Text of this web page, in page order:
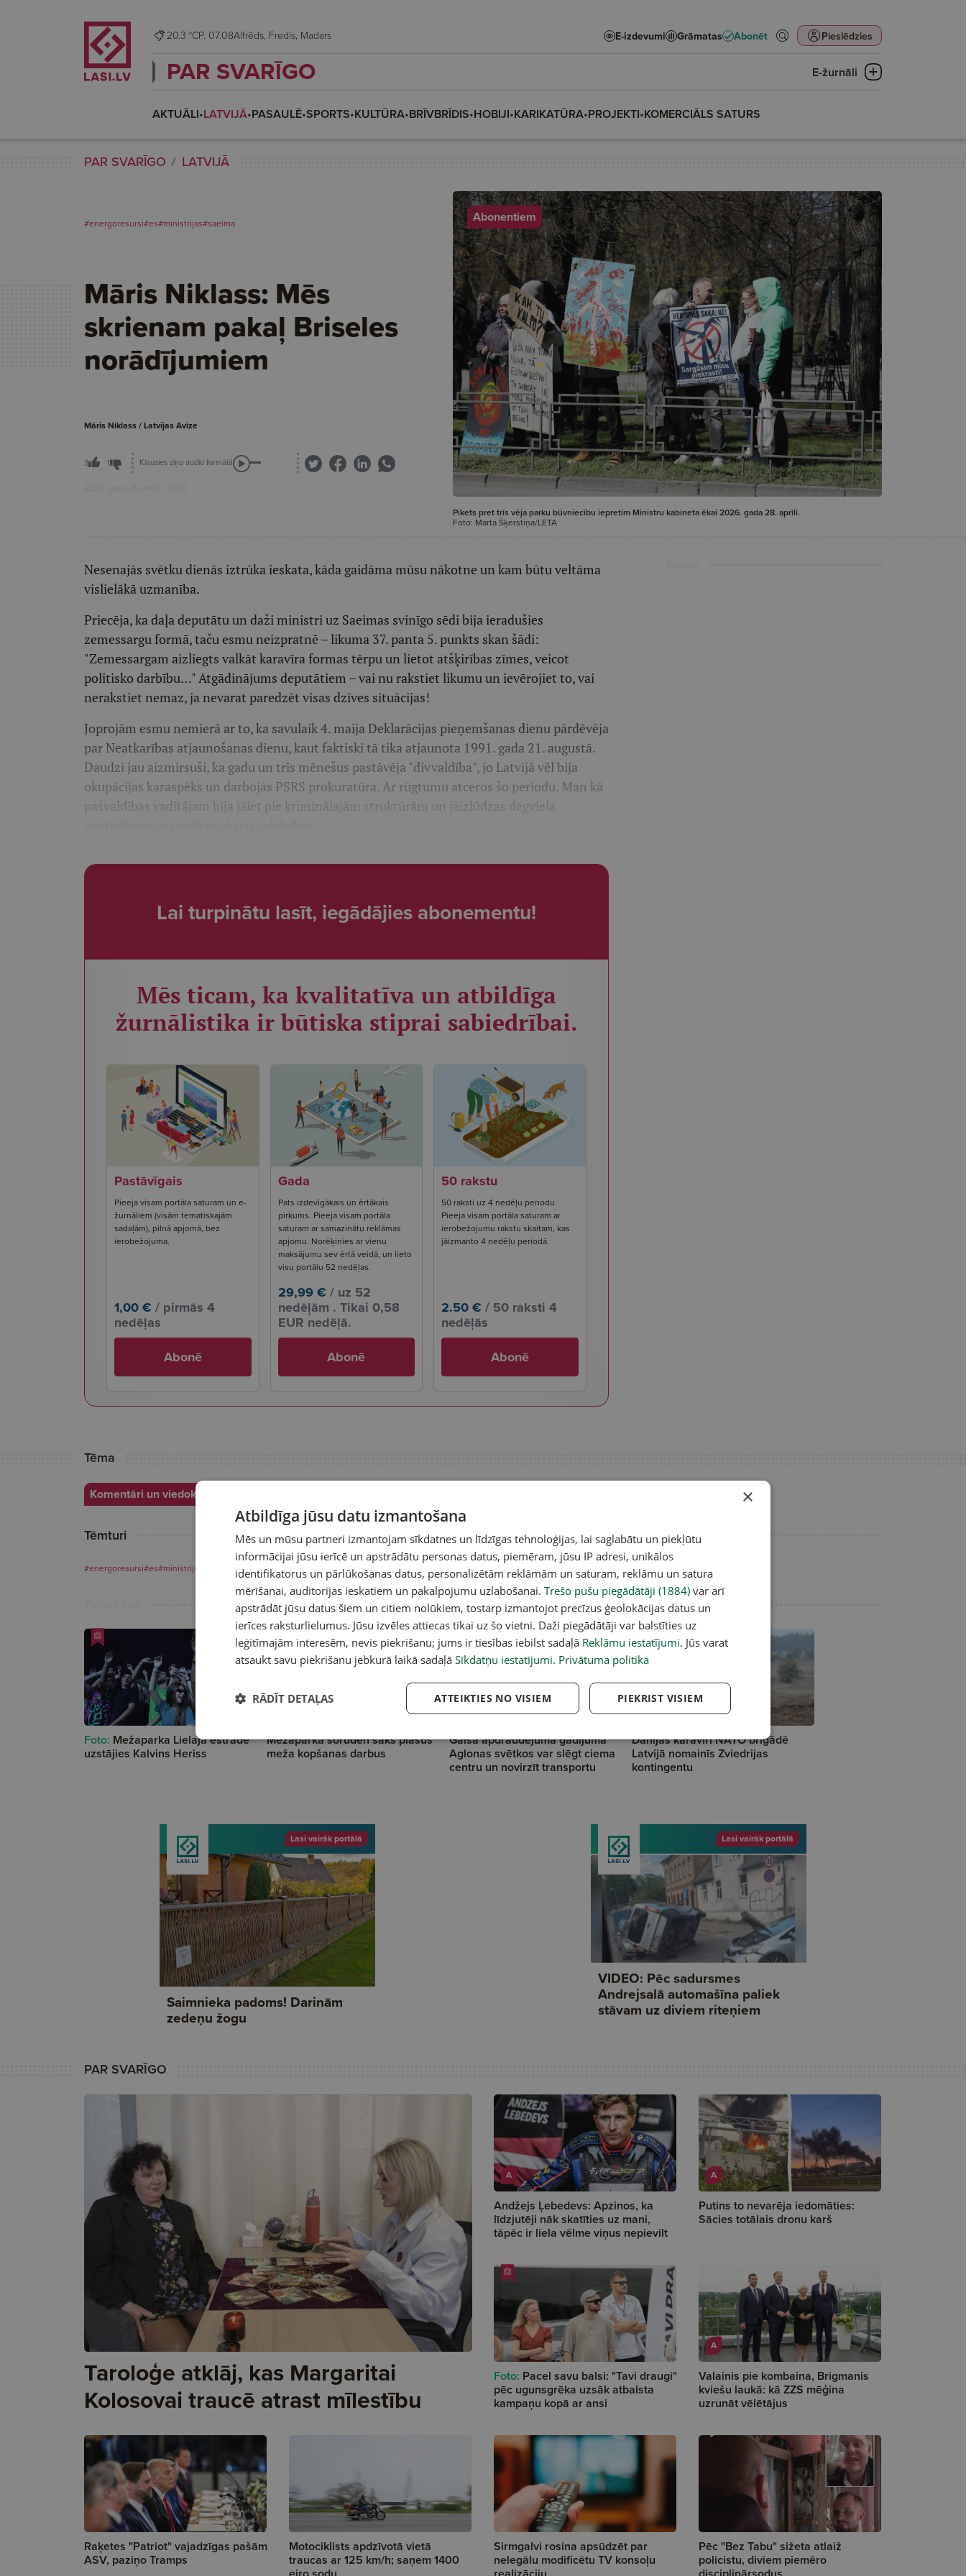
20.3 °CP. 07.08 Alfrēds, Fredis, Madars E-izdevumi Grāmatas Abonēt Pieslēdzies
PAR SVARĪGO E-žurnāli
AKTUĀLI•LATVIJĀ•PASAULĒ•SPORTS•KULTŪRA•BRĪVBRĪDIS•HOBIJI•KARIKATŪRA•PROJEKTI•KOMERCIĀLS SATURS
PAR SVARĪGO LATVIJĀ
#energoresursi#es#ministrijas#saeima
Māris Niklass: Mēs
skrienam pakaļ Briseles
norādījumiem
Māris Niklass / Latvijas Avīze
3 1 Klausies ziņu audio formātā
2026. gada 16. maijs, 00:00
Abonentiem
Pikets pret trīs vēja parku būvniecību iepretim Ministru kabineta ēkai 2026. gada 28. aprīlī.
Foto: Marta Šķerstiņa/LETA
Nesenajās svētku dienās iztrūka ieskata, kāda gaidāma mūsu nākotne un kam būtu veltāma
vislielākā uzmanība.
Priecēja, ka daļa deputātu un daži ministri uz Saeimas svinīgo sēdi bija ieradušies
zemessargu formā, taču esmu neizpratnē – likuma 37. panta 5. punkts skan šādi:
"Zemessargam aizliegts valkāt karavīra formas tērpu un lietot atšķirības zīmes, veicot
politisko darbību…" Atgādinājums deputātiem – vai nu rakstiet likumu un ievērojiet to, vai
nerakstiet nemaz, ja nevarat paredzēt visas dzīves situācijas!
Joprojām esmu nemierā ar to, ka savulaik 4. maija Deklarācijas pieņemšanas dienu pārdēvēja
par Neatkarības atjaunošanas dienu, kaut faktiski tā tika atjaunota 1991. gada 21. augustā.
Daudzi jau aizmirsuši, ka gadu un trīs mēnešus pastāvēja "divvaldība", jo Latvijā vēl bija
okupācijas karaspēks un darbojās PSRS prokuratūra. Ar rūgtumu atceros šo periodu. Man kā
pašvaldības vadītājam bija jāiet pie kriminālajām struktūrām un jāizlūdzas degviela
Lai turpinātu lasīt, iegādājies abonementu!
Mēs ticam, ka kvalitatīva un atbildīga
žurnālistika ir būtiska stiprai sabiedrībai.
Pastāvīgais
Pieeja visam portāla saturam un e-
žurnāliem (visām tematiskajām
sadaļām), pilnā apjomā, bez
ierobežojuma.
1,00 € / pirmās 4
nedēļas
Abonē
Gada
Pats izdevīgākais un ērtākais
pirkums. Pieeja visam portāla
saturam ar samazinātu reklāmas
apjomu. Norēķinies ar vienu
maksājumu sev ērtā veidā, un lieto
visu portālu 52 nedēļas.
29,99 € / uz 52
nedēļām . Tikai 0,58
EUR nedēļā.
Abonē
50 rakstu
50 raksti uz 4 nedēļu periodu.
Pieeja visam portāla saturam ar
ierobežojumu rakstu skaitam, kas
jāizmanto 4 nedēļu periodā.
2.50 € / 50 raksti 4
nedēļās
Abonē
Tēma
Komentāri un viedokļi
Tēmturi
#energoresursi#es#ministrijas
Foto: Mežaparka Lielajā estrādē
uzstājies Kalvins Heriss
Mežaparkā šoruden sāks plašus
meža kopšanas darbus
Gaisa apdraudējuma gadījumā
Aglonas svētkos var slēgt ciema
centru un novirzīt transportu
Dānijas karavīri NATO brigādē
Latvijā nomainīs Zviedrijas
kontingentu
PAR SVARĪGO
Taroloģe atklāj, kas Margaritai
Kolosovai traucē atrast mīlestību
A
Andžejs Ļebedevs: Apzinos, ka
līdzjutēji nāk skatīties uz mani,
tāpēc ir liela vēlme viņus nepievilt
A
Putins to nevarēja iedomāties:
Sācies totālais dronu karš
Foto: Pacel savu balsi: "Tavi draugi"
pēc ugunsgrēka uzsāk atbalsta
kampaņu kopā ar ansi
A
Valainis pie kombaina, Brigmanis
kviešu laukā: kā ZZS mēģina
uzrunāt vēlētājus
Raķetes "Patriot" vajadzīgas pašām
ASV, paziņo Tramps
Motociklists apdzīvotā vietā
traucas ar 125 km/h; saņem 1400
Sirmgalvi rosina apsūdzēt par
nelegālu modificētu TV konsoļu
Pēc "Bez Tabu" sižeta atlaiž
policistu, diviem piemēro
×
Atbildīga jūsu datu izmantošana
Mēs un mūsu partneri izmantojam sīkdatnes un līdzīgas tehnoloģijas, lai saglabātu un piekļūtu
informācijai jūsu ierīcē un apstrādātu personas datus, piemēram, jūsu IP adresi, unikālos
identifikatorus un pārlūkošanas datus, personalizētām reklāmām un saturam, reklāmu un satura
mērīšanai, auditorijas ieskatiem un pakalpojumu uzlabošanai. Trešo pušu piegādātāji (1884) var arī
apstrādāt jūsu datus šiem un citiem nolūkiem, tostarp izmantojot precīzus ģeolokācijas datus un
ierīces raksturlielumus. Jūsu izvēles attiecas tikai uz šo vietni. Daži piegādātāji var balstīties uz
leģitīmajām interesēm, nevis piekrišanu; jums ir tiesības iebilst sadaļā Reklāmu iestatījumi. Jūs varat
atsaukt savu piekrišanu jebkurā laikā sadaļā Sīkdatņu iestatījumi. Privātuma politika
PIEKRIST VISIEM
ATTEIKTIES NO VISIEM
RĀDĪT DETAĻAS